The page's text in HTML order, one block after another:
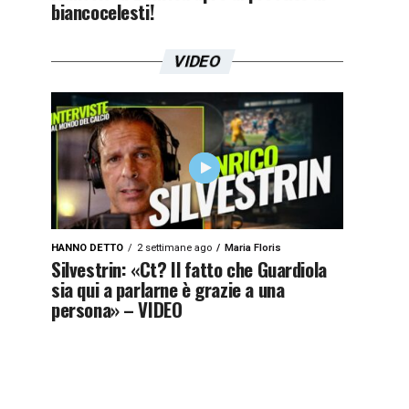
biancocelesti!
VIDEO
HANNO DETTO 2 settimane ago Maria Floris
Silvestrin: «Ct? Il fatto che Guardiola
sia qui a parlarne è grazie a una
persona» – VIDEO